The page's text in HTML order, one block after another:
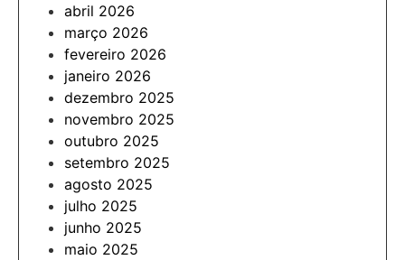
abril 2026
março 2026
fevereiro 2026
janeiro 2026
dezembro 2025
novembro 2025
outubro 2025
setembro 2025
agosto 2025
julho 2025
junho 2025
maio 2025